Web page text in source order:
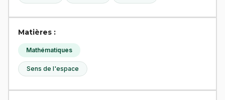
Matières :
Mathématiques
Sens de l'espace